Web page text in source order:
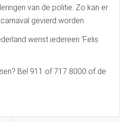
van de politie. Zo kan er
gevierd worden.
wenst iedereen ‘Felis
Bel 911 of 717 8000 of de